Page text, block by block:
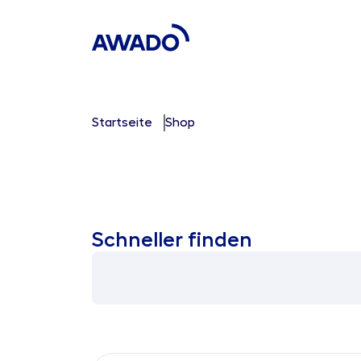
Startseite Shop
Schneller finden